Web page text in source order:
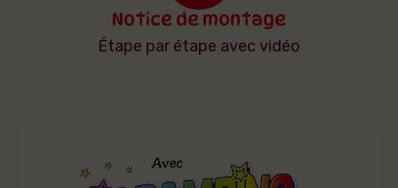
Notice de montage
Étape par étape avec vidéo